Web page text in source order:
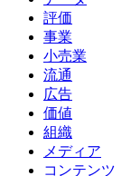
評価
事業
小売業
流通
広告
価値
組織
メディア
コンテンツ